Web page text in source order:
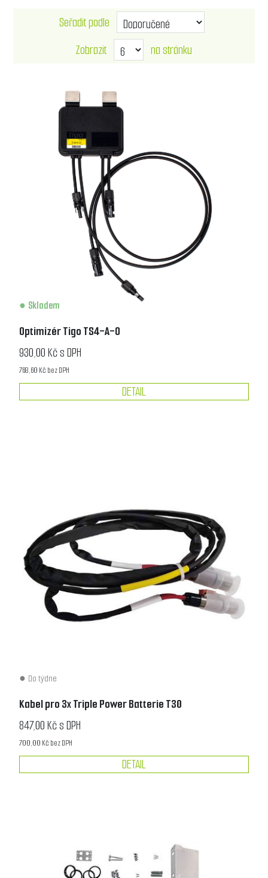
Seřadit podle
Zobrazit
na stránku
Skladem
Optimizér Tigo TS4-A-O
930,00 Kč s DPH
768,60 Kč bez DPH
DETAIL
Do týdne
Kabel pro 3x Triple Power Batterie T30
847,00 Kč s DPH
700,00 Kč bez DPH
DETAIL